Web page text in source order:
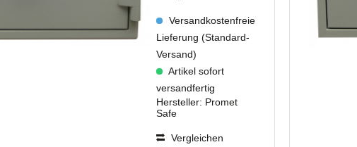
Versandkostenfreie
Lieferung (Standard-
Versand)
Artikel sofort
versandfertig
Hersteller: Promet
Safe
Vergleichen